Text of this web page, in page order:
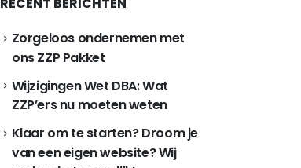
Zorgeloos ondernemen met
ons ZZP Pakket
Wijzigingen Wet DBA: Wat
ZZP’ers nu moeten weten
Klaar om te starten? Droom je
van een eigen website? Wij